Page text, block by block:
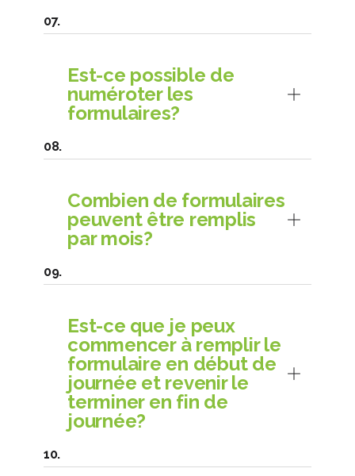
Est-ce possible de
numéroter les
formulaires?
Combien de formulaires
peuvent être remplis
par mois?
Est-ce que je peux
commencer à remplir le
formulaire en début de
journée et revenir le
terminer en fin de
journée?